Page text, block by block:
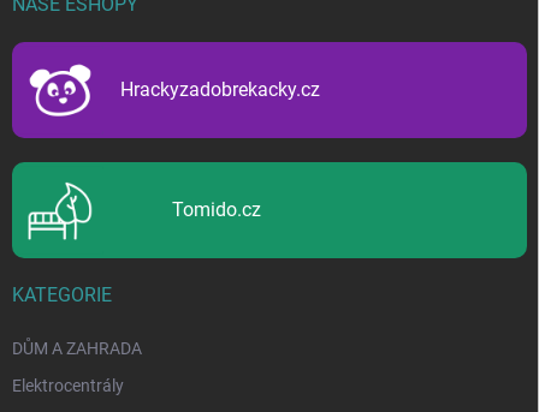
Hrackyzadobrekacky.cz
Tomido.cz
KATEGORIE
DŮM A ZAHRADA
Elektrocentrály